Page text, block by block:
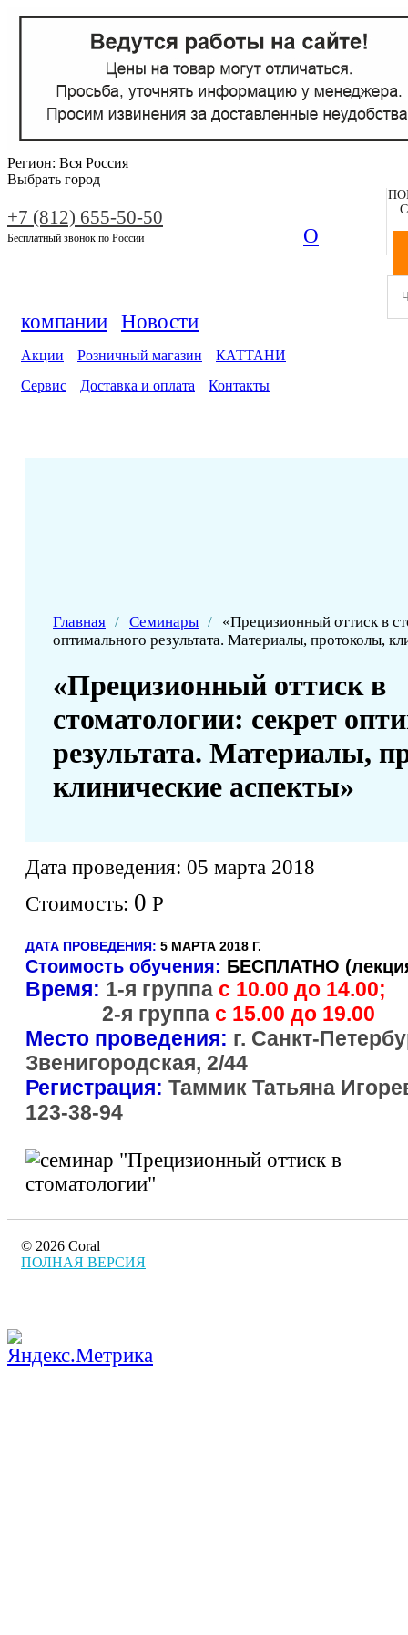
Регион: Вся Россия
Выбрать город
+7 (812) 655-50-50
Бесплатный звонок по России О
компании Новости
Акции Розничный магазин
КАТТАНИ
Сервис
Доставка и оплата Контакты
Главная / Семинары /
«Прецизионный оттиск в
оптимального результата. Материалы, протоколы,
«Прецизионный оттиск в
стоматологии: секрет
результата. Материалы,
клинические аспекты»
Дата проведения: 05 марта 2018
Стоимость: 0 Р
ДАТА ПРОВЕДЕНИЯ: 5 МАРТА 2018 Г.
Стоимость обучения: БЕСПЛАТНО
Время: 1-я группа с 10.00 до 14.00;
2-я группа с 15.00 до 19.00
Место проведения: г. Санкт-
Звенигородская, 2/44
Регистрация: Таммик Татьяна
123-38-94
© 2026 Coral
ПОЛНАЯ ВЕРСИЯ